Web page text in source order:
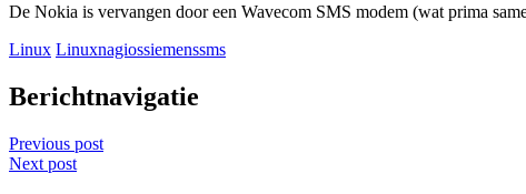
De Nokia is vervangen door een Wavecom SMS modem (wat prima
Linux Linuxnagiossiemenssms
Berichtnavigatie
Previous post
Next post